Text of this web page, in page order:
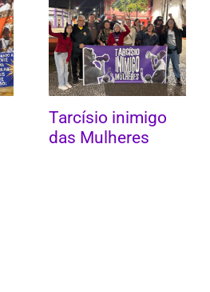
Tarcísio inimigo
das Mulheres